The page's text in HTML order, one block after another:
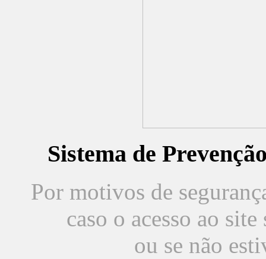
Sistema de
Por motivos de
caso o acesso ao
ou se não